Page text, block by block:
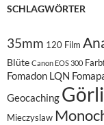
SCHLAGWÖRTER
35mm 120 Film
Blüte Canon EOS 300
Fomadon LQN
Geocaching
Mieczyslaw